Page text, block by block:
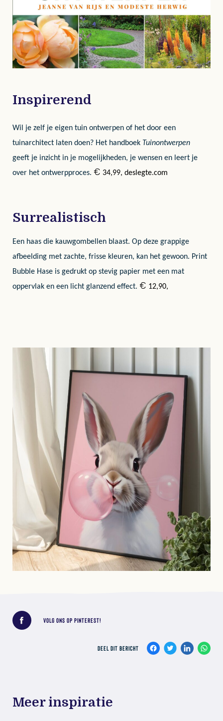
Inspirerend
Wil je zelf je eigen tuin ontwerpen of het door een
tuinarchitect laten doen? Het handboek Tuinontwerpen
geeft je inzicht in je mogelijkheden, je wensen en leert je
over het ontwerpproces. € 34,99, deslegte.com
Surrealistisch
Een haas die kauwgombellen blaast. Op deze grappige
afbeelding met zachte, frisse kleuren, kan het gewoon. Print
Bubble Hase is gedrukt op stevig papier met een mat
oppervlak en een licht glanzend effect. € 12,90,
VOLG ONS OP PINTEREST!
DEEL DIT BERICHT
Meer inspiratie